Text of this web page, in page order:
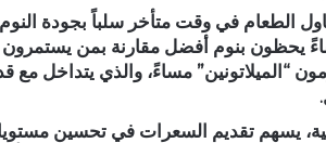
الطعام في وقت متأخر سلباً بجودة
يحظون بنوم أفضل مقارنة بمن
“الميلاتونين” مساءً، والذي يتداخل
يسهم تقديم السعرات في تحسين